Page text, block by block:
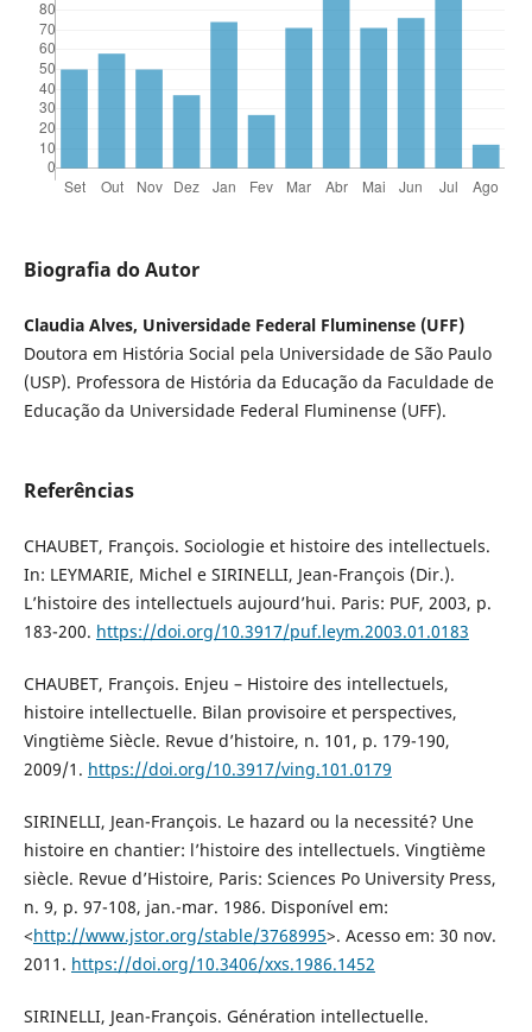
Biografia do Autor
Claudia Alves, Universidade Federal Fluminense (UFF)
Doutora em História Social pela Universidade de São Paulo
(USP). Professora de História da Educação da Faculdade de
Educação da Universidade Federal Fluminense (UFF).
Referências
CHAUBET, François. Sociologie et histoire des intellectuels.
In: LEYMARIE, Michel e SIRINELLI, Jean-François (Dir.).
L’histoire des intellectuels aujourd’hui. Paris: PUF, 2003, p.
183-200. https://doi.org/10.3917/puf.leym.2003.01.0183
CHAUBET, François. Enjeu – Histoire des intellectuels,
histoire intellectuelle. Bilan provisoire et perspectives,
Vingtième Siècle. Revue d’histoire, n. 101, p. 179-190,
2009/1. https://doi.org/10.3917/ving.101.0179
SIRINELLI, Jean-François. Le hazard ou la necessité? Une
histoire en chantier: l’histoire des intellectuels. Vingtième
siècle. Revue d’Histoire, Paris: Sciences Po University Press,
n. 9, p. 97-108, jan.-mar. 1986. Disponível em:
<http://www.jstor.org/stable/3768995>. Acesso em: 30 nov.
2011. https://doi.org/10.3406/xxs.1986.1452
SIRINELLI, Jean-François. Génération intellectuelle.